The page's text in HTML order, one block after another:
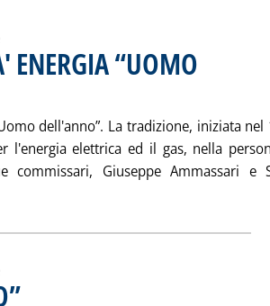
ENERGIA “UOMO
dell'anno”. La tradizione, iniziata nel
l'energia elettrica ed il gas, nella
commissari, Giuseppe Ammassari e
AUTORITA' ENERGIA “UOMO
. Pubblicata sabato 22 dicembre 2001 alle 14.36.